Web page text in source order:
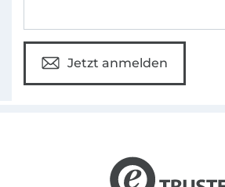
Jetzt anmelden